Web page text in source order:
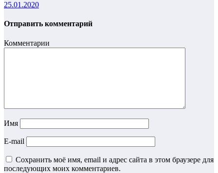
25.01.2020
Отправить комментарий
Комментарии
Имя
E-mail
Сохранить моё имя, email и адрес сайта в этом браузере для
последующих моих комментариев.